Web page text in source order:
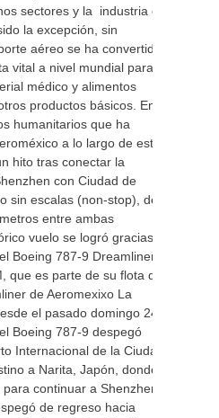
sectores y la industria de
la excepción, sin
aéreo se ha convertido
vital a nivel mundial para
médico y alimentos
productos básicos. En
humanitarios que ha
a lo largo de esta
hito tras conectar la
con Ciudad de
sin escalas (non-stop), de
entre ambas
vuelo se logró gracias a
Boeing 787-9 Dreamliner
que es parte de su flota de
de Aeromexixo La
el pasado domingo 24
Boeing 787-9 despegó
Internacional de la Ciudad
a Narita, Japón, donde
continuar a Shenzhen,
de regreso hacia